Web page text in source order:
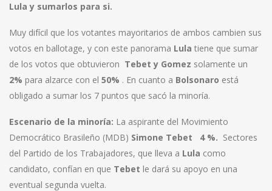
Lula y sumarlos para si.
Muy difícil que los votantes mayoritarios de ambos cambien sus
votos en ballotage, y con este panorama Lula tiene que sumar
de los votos que obtuvieron Tebet y Gomez solamente un
2% para alzarce con el 50% . En cuanto a Bolsonaro está
obligado a sumar los 7 puntos que sacó la minoría.
Escenario de la minoría: La aspirante del Movimiento
Democrático Brasileño (MDB) Simone Tebet 4 %. Sectores
del Partido de los Trabajadores, que lleva a Lula como
candidato, confían en que Tebet le dará su apoyo en una
eventual segunda vuelta.